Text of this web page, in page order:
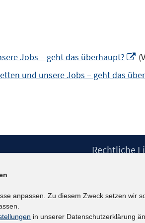
Jobs – geht das überhaupt?
In
und unsere Jobs – geht das
Rechtliche
Erklärung zur
anpassen. Zu diesem Zweck setzen wir
in unserer Datenschutzerklärung